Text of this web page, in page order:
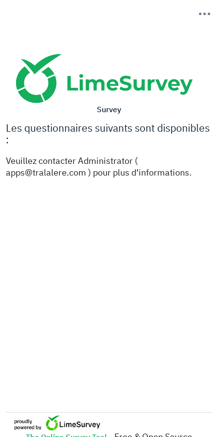
Survey
Les questionnaires suivants sont disponibles
:
Veuillez contacter Administrator (
apps@tralalere.com ) pour plus d’informations.